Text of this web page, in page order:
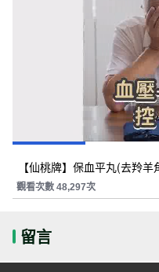
【仙桃牌】保血平丸(去羚羊
觀看次數 48,297次
留言